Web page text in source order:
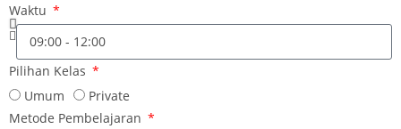
Waktu
Pilihan Kelas
Umum
Private
Metode Pembelajaran